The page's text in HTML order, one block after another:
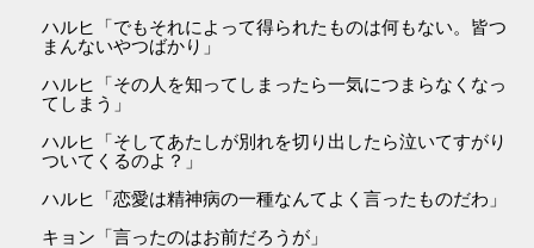
ハルヒ「でもそれによって得られたものは何もない。皆つ
まんないやつばかり」
ハルヒ「その人を知ってしまったら一気につまらなくなっ
てしまう」
ハルヒ「そしてあたしが別れを切り出したら泣いてすがり
ついてくるのよ？」
ハルヒ「恋愛は精神病の一種なんてよく言ったものだわ」
キョン「言ったのはお前だろうが」